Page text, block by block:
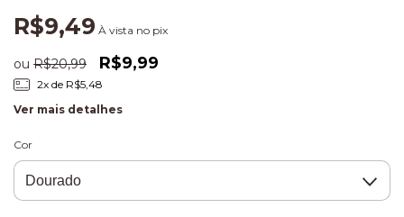
R$9,49 À vista no pix
ou R$20,99 R$9,99
2x de R$5,48
Ver mais detalhes
Cor